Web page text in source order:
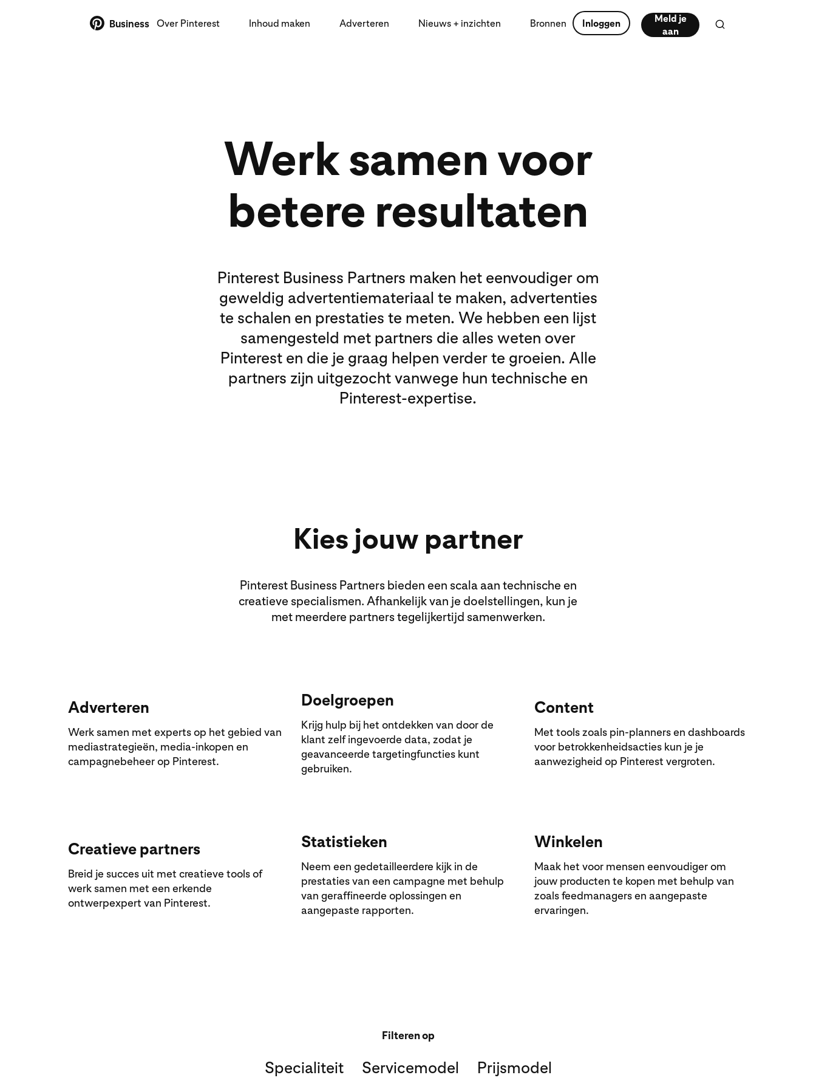
Business Over Pinterest Inhoud maken Adverteren Nieuws + inzichten Bronnen Inloggen
Meld je
aan
Werk samen voor
betere resultaten
Pinterest Business Partners maken het eenvoudiger om
geweldig advertentiemateriaal te maken, advertenties
te schalen en prestaties te meten. We hebben een lijst
samengesteld met partners die alles weten over
Pinterest en die je graag helpen verder te groeien. Alle
partners zijn uitgezocht vanwege hun technische en
Pinterest-expertise.
Kies jouw partner
Pinterest Business Partners bieden een scala aan technische en
creatieve specialismen. Afhankelijk van je doelstellingen, kun je
met meerdere partners tegelijkertijd samenwerken.
Adverteren
Werk samen met experts op het gebied van
mediastrategieën, media-inkopen en
campagnebeheer op Pinterest.
Doelgroepen
Krijg hulp bij het ontdekken van door de
klant zelf ingevoerde data, zodat je
geavanceerde targetingfuncties kunt
gebruiken.
Content
Met tools zoals pin-planners en dashboards
voor betrokkenheidsacties kun je je
aanwezigheid op Pinterest vergroten.
Creatieve partners
Breid je succes uit met creatieve tools of
werk samen met een erkende
ontwerpexpert van Pinterest.
Statistieken
Neem een gedetailleerdere kijk in de
prestaties van een campagne met behulp
van geraffineerde oplossingen en
aangepaste rapporten.
Winkelen
Maak het voor mensen eenvoudiger om
jouw producten te kopen met behulp van
zoals feedmanagers en aangepaste
ervaringen.
Filteren op
Specialiteit Servicemodel Prijsmodel